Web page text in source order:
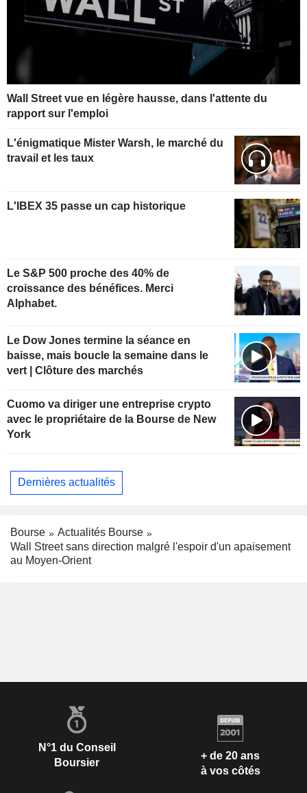
Wall Street vue en légère hausse, dans l'attente du
rapport sur l'emploi
L'énigmatique Mister Warsh, le marché du
travail et les taux
L'IBEX 35 passe un cap historique
Le S&P 500 proche des 40% de
croissance des bénéfices. Merci
Alphabet.
Le Dow Jones termine la séance en
baisse, mais boucle la semaine dans le
vert | Clôture des marchés
Cuomo va diriger une entreprise crypto
avec le propriétaire de la Bourse de New
York
Dernières actualités
Bourse
Actualités Bourse
Wall Street sans direction malgré l'espoir d'un apaisement
au Moyen-Orient
N°1 du Conseil
Boursier
+ de 20 ans
à vos côtés